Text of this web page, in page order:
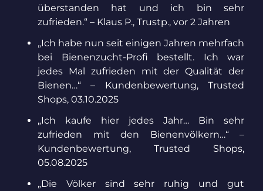
überstanden hat und ich bin sehr
zufrieden.“ – Klaus P., Trustp., vor 2 Jahren
„Ich habe nun seit einigen Jahren mehrfach
bei Bienenzucht-Profi bestellt. Ich war
jedes Mal zufrieden mit der Qualität der
Bienen…“ – Kundenbewertung, Trusted
Shops, 03.10.2025
„Ich kaufe hier jedes Jahr… Bin sehr
zufrieden mit den Bienenvölkern…“ –
Kundenbewertung, Trusted Shops,
05.08.2025
„Die Völker sind sehr ruhig und gut